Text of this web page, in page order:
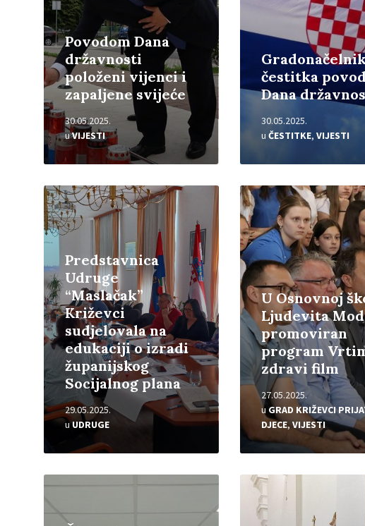
Povodom Dana
državnosti
položeni vijenci i
zapaljene svijeće
30.05.2025.
uVIJESTI
čestitka
Dana
30.05.2025.
u ČESTITKE, VIJESTI
Predstavnica
Udruge
“Maslačak”
Križevci
sudjelovala na
edukaciji o izradi
županijskog
Socijalnog plana
29.05.2025.
uUDRUGE
Pročitajte
više
U Osnovnoj
Ljudevita
promoviran
program
zdravi film
27.05.2025.
u GRAD KRIŽEVCI
DJECE, VIJESTI
Pročitajte
više
Pročitajte
Pročitajte
više